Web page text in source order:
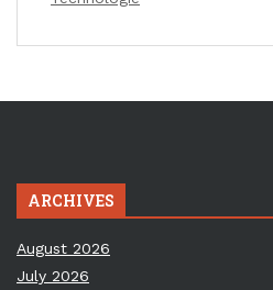
ARCHIVES
August 2026
July 2026